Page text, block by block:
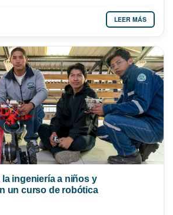
LEER MÁS
la ingeniería a niños y
un curso de robótica